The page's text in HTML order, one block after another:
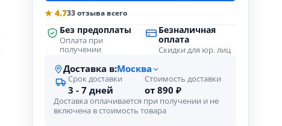
★ 4.733 отзыва всего
Без предоплаты
Оплата при
получении
Безналичная
оплата
Скидки для юр. лиц
Доставка в:Москва
Срок доставки
3 - 7 дней
Стоимость доставки
от 890 ₽
Доставка оплачивается при получении и не
включена в стоимость товара